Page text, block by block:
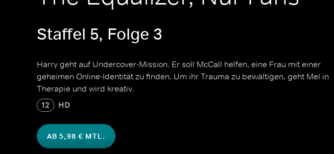
Staffel 5, Folge 3
Harry geht auf Undercover-Mission. Er soll McCall helfen, eine Frau mit einer
geheimen Online-Identität zu finden. Um ihr Trauma zu bewältigen, geht Mel in
Therapie und wird kreativ.
12 HD
AB 5,98 € MTL.